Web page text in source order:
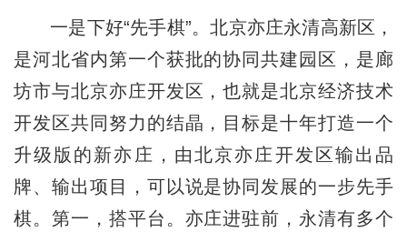
一是下好“先手棋”。北京亦庄永清高新区，
是河北省内第一个获批的协同共建园区，是廊
坊市与北京亦庄开发区，也就是北京经济技术
开发区共同努力的结晶，目标是十年打造一个
升级版的新亦庄，由北京亦庄开发区输出品
牌、输出项目，可以说是协同发展的一步先手
棋。第一，搭平台。亦庄进驻前，永清有多个